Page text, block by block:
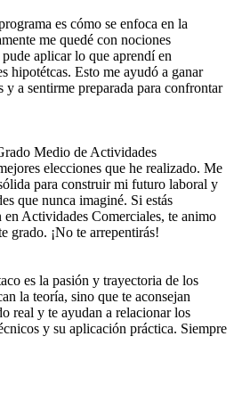
es cómo se enfoca en la
me quedé con nociones
aplicar lo que aprendí en
hipotétcas. Esto me ayudó a ganar
a sentirme preparada para confrontar
Medio de Actividades
elecciones que he realizado. Me
para construir mi futuro laboral y
que nunca imaginé. Si estás
Actividades Comerciales, te animo
grado. ¡No te arrepentirás!
es la pasión y trayectoria de los
la teoría, sino que te aconsejan
real y te ayudan a relacionar los
y su aplicación práctica. Siempre